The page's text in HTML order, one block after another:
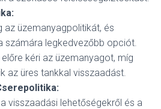
az üzemanyagpolitikát, és
számára legkedvezőbb opciót.
kéri az üzemanyagot, míg
az üres tankkal visszaadást.
visszaadási lehetőségekről és a